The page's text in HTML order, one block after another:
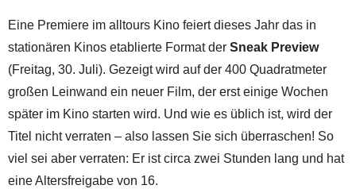
Eine Premiere im alltours Kino feiert dieses Jahr das in
stationären Kinos etablierte Format der Sneak Preview
(Freitag, 30. Juli). Gezeigt wird auf der 400 Quadratmeter
großen Leinwand ein neuer Film, der erst einige Wochen
später im Kino starten wird. Und wie es üblich ist, wird der
Titel nicht verraten – also lassen Sie sich überraschen! So
viel sei aber verraten: Er ist circa zwei Stunden lang und hat
eine Altersfreigabe von 16.